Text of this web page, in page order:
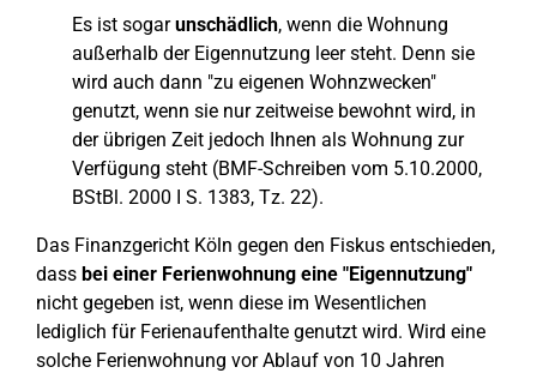
Es ist sogarunschädlich, wenn die Wohnung
außerhalb der Eigennutzung leer steht. Denn sie
wird auch dann "zu eigenen Wohnzwecken"
genutzt, wenn sie nur zeitweise bewohnt wird, in
der übrigen Zeit jedoch Ihnen als Wohnung zur
Verfügung steht (BMF-Schreiben vom 5.10.2000,
BStBl. 2000 I S. 1383, Tz. 22).
Das Finanzgericht Köln gegen den Fiskus entschieden,
dass bei einer Ferienwohnung eine "Eigennutzung"
nicht gegeben ist, wenn diese im Wesentlichen
lediglich für Ferienaufenthalte genutzt wird. Wird eine
solche Ferienwohnung vor Ablauf von 10 Jahren